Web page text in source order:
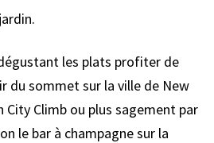
les plats profiter de
du sommet sur la ville de New
City Climb ou plus sagement par
le bar à champagne sur la